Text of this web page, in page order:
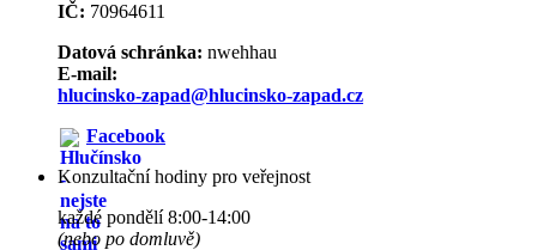
IČ: 70964611
Datová schránka: nwehhau
E-mail:
hlucinsko-zapad@hlucinsko-zapad.cz
Facebook
Konzultační hodiny pro veřejnost
každé pondělí 8:00-14:00
(nebo po domluvě)